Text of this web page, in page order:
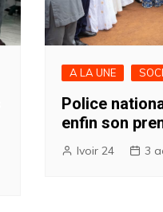
A LA UNE
Police
enfin son
Ivoir 24 3